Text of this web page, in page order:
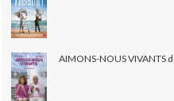
AIMONS-NOUS VIVANTS